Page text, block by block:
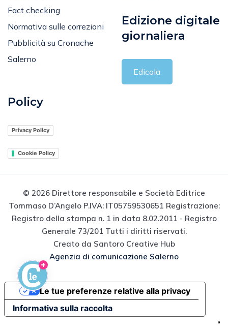
Fact checking
Normativa sulle correzioni
Pubblicità su Cronache
Salerno
Edizione digitale
giornaliera
Edicola
Policy
Privacy Policy
Cookie Policy
© 2026 Direttore responsabile e Società Editrice
Tommaso D’Angelo P.IVA: IT05759530651 Registrazione:
Registro della stampa n. 1 in data 8.02.2011 - Registro
Generale 73/201 Tutti i diritti riservati.
Creato da Santoro Creative Hub
Agenzia di comunicazione Salerno
Informativa sulla raccolta
Le tue preferenze relative alla privacy